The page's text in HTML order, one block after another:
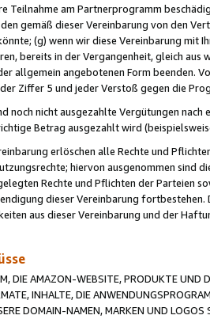
Teilnahme am Partnerprogramm
gemäß dieser Vereinbarung von den
(g) wenn wir diese Vereinbarung mit
bereits in der Vergangenheit, gleich
allgemein angebotenen Form beenden.
Ziffer 5 und jeder Verstoß gegen die
noch nicht ausgezahlte Vergütungen
Betrag ausgezahlt wird
erlöschen alle Rechte und
hiervon ausgenommen sind
Rechte und Pflichten der Parteien
dieser Vereinbarung
aus dieser Vereinbarung und der
DIE AMAZON-WEBSITE, PRODUKTE UND
INHALTE, DIE
DOMAIN-NAMEN, MARKEN UND